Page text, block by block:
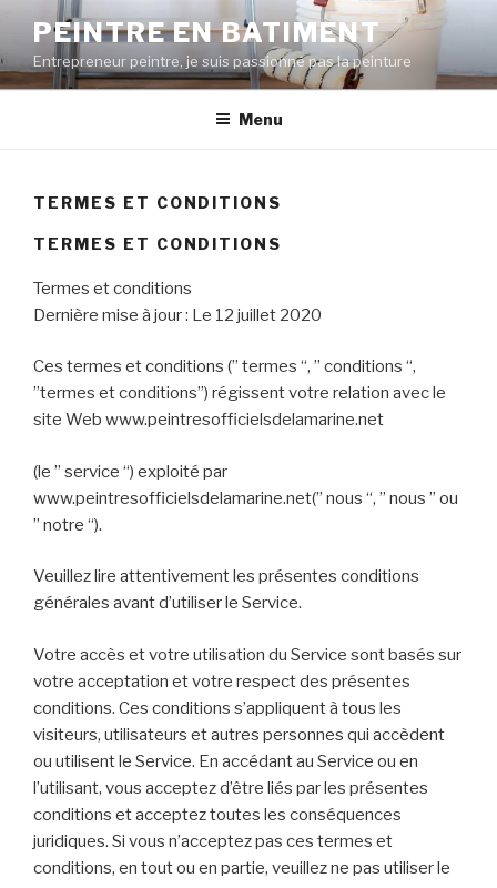
content
PEINTRE EN BATIMENT
Entrepreneur peintre, je suis passionné pas la peinture
Menu
TERMES ET CONDITIONS
TERMES ET CONDITIONS
​Termes et conditions
Dernière mise à jour : Le 12 juillet 2020
Ces termes et conditions (” termes “, ” conditions “,
”termes et conditions”) régissent votre relation avec le
site Web www.peintresofficielsdelamarine.net
(le ” service “) exploité par
www.peintresofficielsdelamarine.net(” nous “, ” nous ” ou
” notre “).
Veuillez lire attentivement les présentes conditions
générales avant d’utiliser le Service.
Votre accès et votre utilisation du Service sont basés sur
votre acceptation et votre respect des présentes
conditions. Ces conditions s’appliquent à tous les
visiteurs, utilisateurs et autres personnes qui accèdent
ou utilisent le Service. En accédant au Service ou en
l’utilisant, vous acceptez d’être liés par les présentes
conditions et acceptez toutes les conséquences
juridiques. Si vous n’acceptez pas ces termes et
conditions, en tout ou en partie, veuillez ne pas utiliser le